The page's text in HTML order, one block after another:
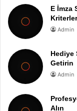
E İmza
Kriterler
Admin
Hediye
Getirin
Admin
Alın